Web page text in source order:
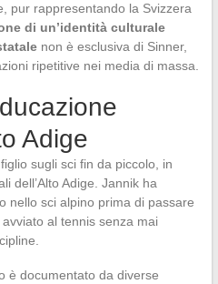
pur rappresentando la Svizzera
di un’identità culturale
non è esclusiva di Sinner,
ripetitive nei media di massa.
Adige
sugli sci fin da piccolo, in
dell’Alto Adige. Jannik ha
nello sci alpino prima di passare
al tennis senza mai
è documentato da diverse